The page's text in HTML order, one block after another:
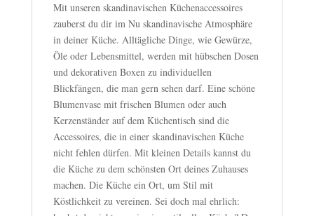
Mit unseren skandinavischen Küchenaccessoires
zauberst du dir im Nu skandinavische Atmosphäre
in deiner Küche. Alltägliche Dinge, wie Gewürze,
Öle oder Lebensmittel, werden mit hübschen Dosen
und dekorativen Boxen zu individuellen
Blickfängen, die man gern sehen darf. Eine schöne
Blumenvase mit frischen Blumen oder auch
Kerzenständer auf dem Küchentisch sind die
Accessoires, die in einer skandinavischen Küche
nicht fehlen dürfen. Mit kleinen Details kannst du
die Küche zu dem schönsten Ort deines Zuhauses
machen. Die Küche ein Ort, um Stil mit
Köstlichkeit zu vereinen. Sei doch mal ehrlich: